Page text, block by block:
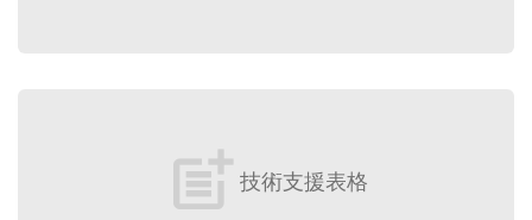
post_add 技術支援表格